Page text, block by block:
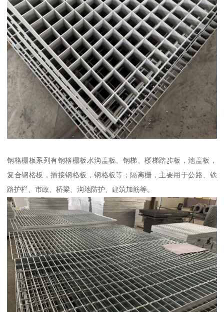
钢格栅板系列有钢格栅板水沟盖板、钢梯、楼梯踏步板，池盖板，
复合钢格板，插接钢格板，钢格板等；隔离栅，主要用于公路、铁
路护栏、市政、桥梁、沟地防护、建筑加筋等。